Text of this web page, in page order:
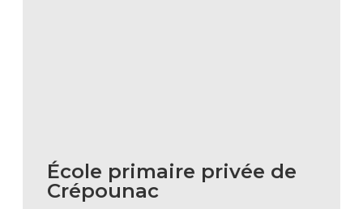
École primaire privée de
Crépounac